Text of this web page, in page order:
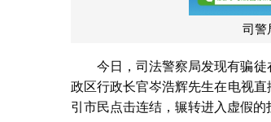
司警
今日，司法警察局发现有骗
政区行政长官岑浩辉先生在电视
引市民点击连结，辗转进入虚假的